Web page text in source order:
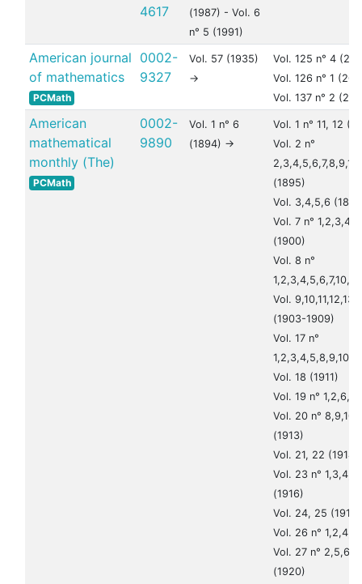
4617
(1987) - Vol. 6
n° 5 (1991)
American journal
of mathematics
PCMath
0002-
9327
Vol. 57 (1935)
->
Vol. 125 n° 4
Vol. 126 n° 1
Vol. 137 n° 2
American
mathematical
monthly (The)
PCMath
0002-
9890
Vol. 1 n° 6
(1894) ->
Vol. 1 n° 11, 12
Vol. 2 n°
(1895)
Vol. 3,4,5,6
Vol. 7 n°
(1900)
Vol. 8 n°
Vol.
(1903-1909)
Vol. 17 n°
Vol. 18 (1911)
Vol. 19 n°
Vol. 20 n°
(1913)
Vol. 21, 22 (1914-
Vol. 23 n°
(1916)
Vol. 24, 25
Vol. 26 n°
Vol. 27 n°
(1920)